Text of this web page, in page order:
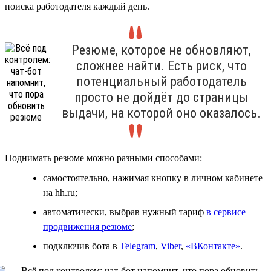
поиска работодателя каждый день.
Резюме, которое не обновляют,
сложнее найти. Есть риск, что
потенциальный работодатель
просто не дойдёт до страницы
выдачи, на которой оно оказалось.
Поднимать резюме можно разными способами:
самостоятельно, нажимая кнопку в личном кабинете
на hh.ru;
автоматически, выбрав нужный тариф в сервисе
продвижения резюме;
подключив бота в Telegram, Viber, «ВКонтакте».